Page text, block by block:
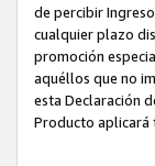
de percibir
cualquier plazo
promoción
aquéllos que no
esta Declaración
Producto aplicará